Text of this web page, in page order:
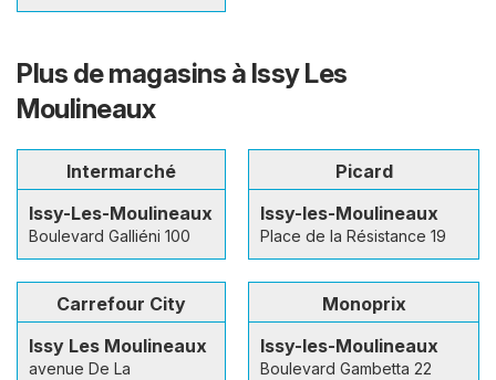
Plus de magasins à Issy Les
Moulineaux
Intermarché
Issy-Les-Moulineaux
Boulevard Galliéni 100
Picard
Issy-les-Moulineaux
Place de la Résistance 19
Carrefour City
Issy Les Moulineaux
avenue De La
Monoprix
Issy-les-Moulineaux
Boulevard Gambetta 22